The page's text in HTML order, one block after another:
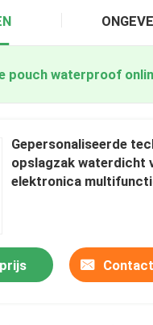
Gepersonaliseerde
opslagzak waterdicht
elektronica